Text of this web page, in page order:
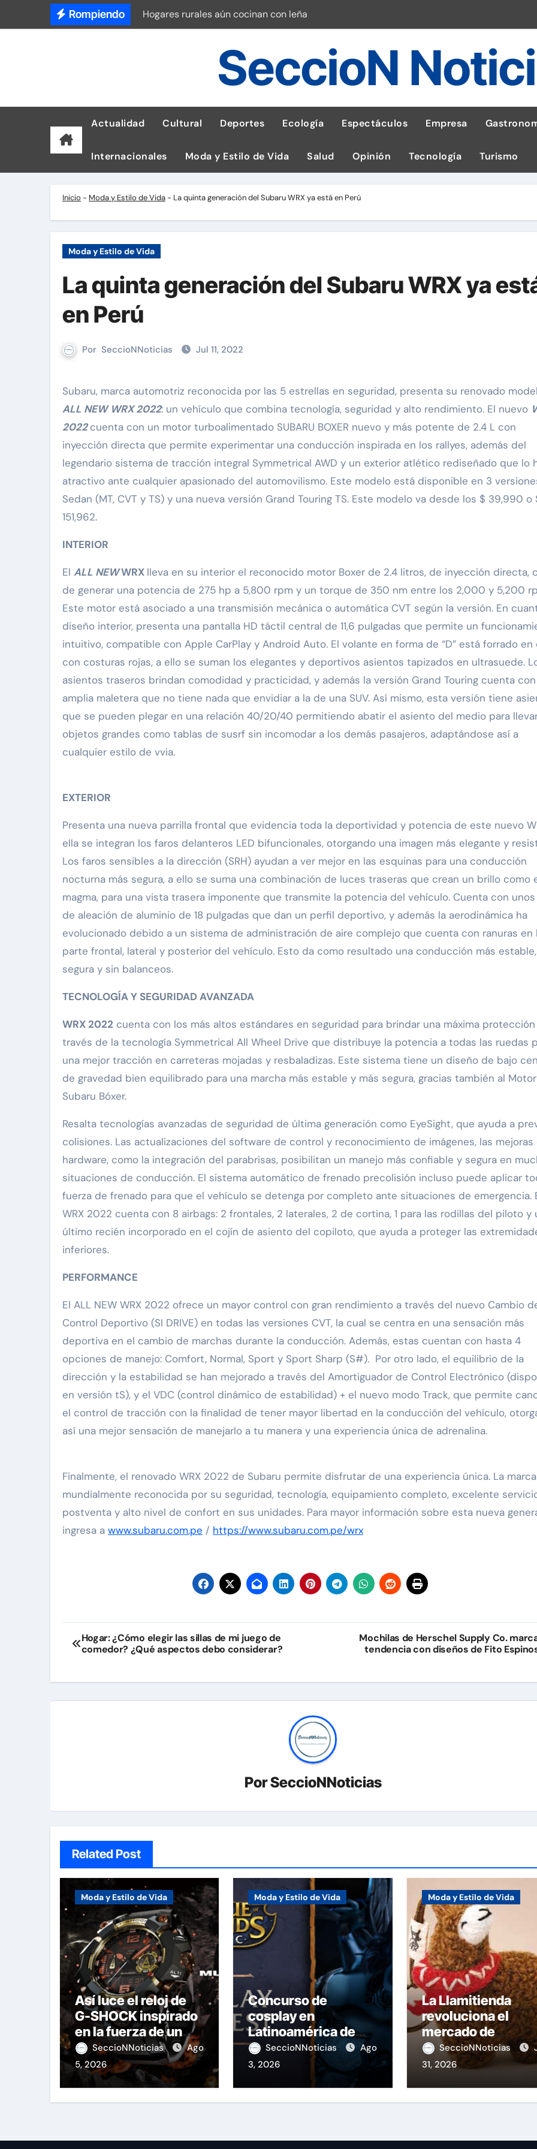
Rompiendo
Hogares rurales aún cocinan con leña
Tetra Pak reduce un 56% de emisiones de GEI en sus operaciones
Recuperación de línea tras robo de celular según OSIPTEL
Dudas sobre lactancia materna: guía para las familias
Así luce el reloj de G-SHOCK inspirado en la fuerza de un volcán
Ataques de phishing a empresas en Latam
SeccioN
Actualidad Cultural Deportes Ecología Espectáculos Empresa
Internacionales Moda y Estilo de Vida Salud Opinión Tecnología Turismo
Inicio - Moda y Estilo de Vida - La quinta generación del Subaru WRX ya está en Perú
Moda y Estilo de Vida
La quinta generación del Subaru WRX ya
en Perú
Por SeccioNNoticias Jul 11, 2022
Subaru, marca automotriz reconocida por las 5 estrellas en seguridad, presenta su renovado
ALL NEW WRX 2022: un vehículo que combina tecnología, seguridad y alto rendimiento. El nuevo
2022cuenta con un motor turboalimentado SUBARU BOXER nuevo y más potente de 2.4 L con
inyección directa que permite experimentar una conducción inspirada en los rallyes, además del
legendario sistema de tracción integral Symmetrical AWD y un exterior atlético rediseñado que lo
atractivo ante cualquier apasionado del automovilismo. Este modelo está disponible en 3
Sedan (MT, CVT y TS) y una nueva versión Grand Touring TS. Este modelo va desde los $ 39,990 o
151,962.
INTERIOR
El ALL NEWWRX lleva en su interior el reconocido motor Boxer de 2.4 litros, de inyección directa,
de generar una potencia de 275 hp a 5,800 rpm y un torque de 350 nm entre los 2,000 y 5,200
Este motor está asociado a una transmisión mecánica o automática CVT según la versión. En
diseño interior, presenta una pantalla HD táctil central de 11,6 pulgadas que permite un
intuitivo, compatible con Apple CarPlay y Android Auto. El volante en forma de “D” está forrado en
con costuras rojas, a ello se suman los elegantes y deportivos asientos tapizados en ultrasuede.
asientos traseros brindan comodidad y practicidad, y además la versión Grand Touring cuenta
amplia maletera que no tiene nada que envidiar a la de una SUV. Así mismo, esta versión tiene
que se pueden plegar en una relación 40/20/40 permitiendo abatir el asiento del medio para
objetos grandes como tablas de susrf sin incomodar a los demás pasajeros, adaptándose así a
cualquier estilo de vvia.
EXTERIOR
Presenta una nueva parrilla frontal que evidencia toda la deportividad y potencia de este nuevo
ella se integran los faros delanteros LED bifuncionales, otorgando una imagen más elegante y
Los faros sensibles a la dirección (SRH) ayudan a ver mejor en las esquinas para una conducción
nocturna más segura, a ello se suma una combinación de luces traseras que crean un brillo como
magma, para una vista trasera imponente que transmite la potencia del vehículo. Cuenta con unos
de aleación de aluminio de 18 pulgadas que dan un perfil deportivo, y además la aerodinámica ha
evolucionado debido a un sistema de administración de aire complejo que cuenta con ranuras en
parte frontal, lateral y posterior del vehículo. Esto da como resultado una conducción más estable,
segura y sin balanceos.
TECNOLOGÍA Y SEGURIDAD AVANZADA
WRX 2022 cuenta con los más altos estándares en seguridad para brindar una máxima protección
través de la tecnología Symmetrical All Wheel Drive que distribuye la potencia a todas las ruedas
una mejor tracción en carreteras mojadas y resbaladizas. Este sistema tiene un diseño de bajo
de gravedad bien equilibrado para una marcha más estable y más segura, gracias también al Motor
Subaru Bóxer.
Resalta tecnologías avanzadas de seguridad de última generación como EyeSight, que ayuda a
colisiones. Las actualizaciones del software de control y reconocimiento de imágenes, las mejoras
hardware, como la integración del parabrisas, posibilitan un manejo más confiable y segura en
situaciones de conducción. El sistema automático de frenado precolisión incluso puede aplicar
fuerza de frenado para que el vehículo se detenga por completo ante situaciones de emergencia.
WRX 2022 cuenta con 8 airbags: 2 frontales, 2 laterales, 2 de cortina, 1 para las rodillas del piloto y
último recién incorporado en el cojín de asiento del copiloto, que ayuda a proteger las
inferiores.
PERFORMANCE
El ALL NEW WRX 2022 ofrece un mayor control con gran rendimiento a través del nuevo Cambio
Control Deportivo (SI DRIVE) en todas las versiones CVT, la cual se centra en una sensación más
deportiva en el cambio de marchas durante la conducción. Además, estas cuentan con hasta 4
opciones de manejo: Comfort, Normal, Sport y Sport Sharp (S#). Por otro lado, el equilibrio de la
dirección y la estabilidad se han mejorado a través del Amortiguador de Control Electrónico
en versión tS), y el VDC (control dinámico de estabilidad) + el nuevo modo Track, que permite
el control de tracción con la finalidad de tener mayor libertad en la conducción del vehículo,
así una mejor sensación de manejarlo a tu manera y una experiencia única de adrenalina.
Finalmente, el renovado WRX 2022 de Subaru permite disfrutar de una experiencia única. La
mundialmente reconocida por su seguridad, tecnología, equipamiento completo, excelente
postventa y alto nivel de confort en sus unidades. Para mayor información sobre esta nueva
ingresa a www.subaru.com.pe / https://www.subaru.com.pe/wrx
Navegación
de
entradas
Hogar: ¿Cómo elegir las sillas de mi juego de
comedor? ¿Qué aspectos debo considerar?
Mochilas de Herschel Supply Co.
tendencia con diseños de Fito
PorSeccioNNoticias
Related Post
Moda y Estilo de Vida
Así luce el reloj de
G-SHOCK inspirado
en la fuerza de un
volcán
SeccioNNoticias
Ago
5, 2026
Moda y Estilo de Vida
Concurso de
cosplay en
Latinoamérica de
League of Legends
SeccioNNoticias
Ago
3, 2026
Moda y Estilo de Vida
La Llamitienda
revoluciona el
mercado de
souvenirs en el
SeccioNNoticias
31, 2026